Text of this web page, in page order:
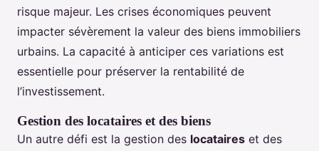
risque majeur. Les crises économiques peuvent
impacter sévèrement la valeur des biens immobiliers
urbains. La capacité à anticiper ces variations est
essentielle pour préserver la rentabilité de
l’investissement.
Gestion des locataires et des biens
Un autre défi est la gestion des locataires et des